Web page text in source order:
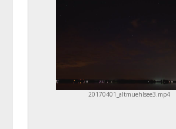
20170401_altmuehlsee3.mp4